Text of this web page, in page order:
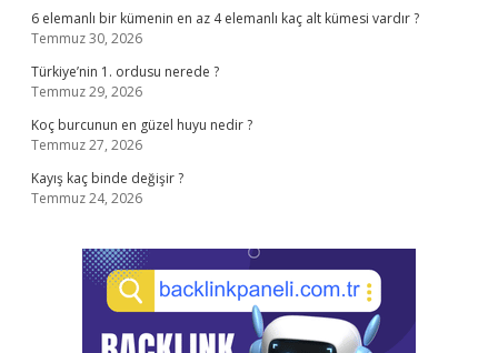
6 elemanlı bir kümenin en az 4 elemanlı kaç alt kümesi vardır ?
Temmuz 30, 2026
Türkiye’nin 1. ordusu nerede ?
Temmuz 29, 2026
Koç burcunun en güzel huyu nedir ?
Temmuz 27, 2026
Kayış kaç binde değişir ?
Temmuz 24, 2026